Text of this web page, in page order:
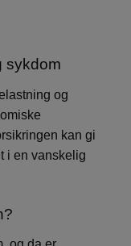
sykdom
og
kan gi
i en vanskelig